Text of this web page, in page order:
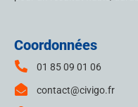
Coordonnées
01 85 09 01 06
contact@civigo.fr